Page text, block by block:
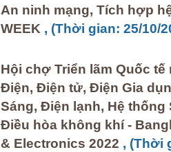
An ninh mạng, Tích hợp
WEEK , (Thời gian: 25/10/
Hội chợ Triển lãm Quốc
Điện, Điện tử, Điện Gia
Sáng, Điện lạnh, Hệ
Điều hòa không khí -
& Electronics 2022 , (Thời